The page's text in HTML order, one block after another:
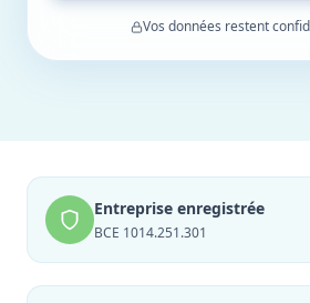
Vos données restent
Entreprise enregistrée
BCE 1014.251.301